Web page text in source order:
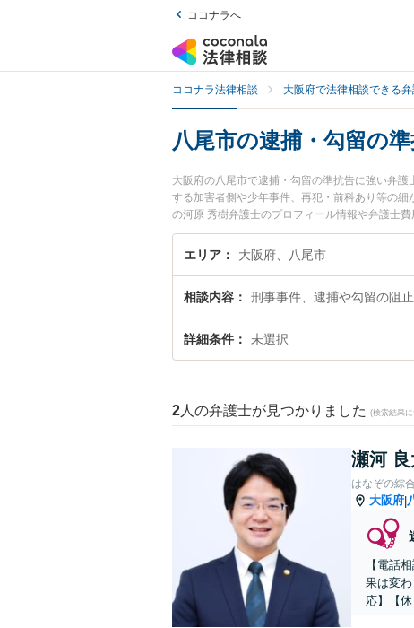
ココナラへ
ココナラ法律相談 大阪府で法律相談できる
八尾市の逮捕・勾留の
大阪府の八尾市で逮捕・勾留の準抗告に強い弁
する加害者側や少年事件、再犯・前科あり等の
の河原 秀樹弁護士のプロフィール情報や弁護士
たい』『逮捕・勾留の準抗告のトラブル解決の
い』などでお困りの相談者さんにおすすめです。
エリア 大阪府、八尾市
相談内容 刑事事件、逮捕や勾留の阻
詳細条件 未選択
2 人の弁護士が見つかりました (検索結果
瀬河 良
はなぞの綜
大阪府|
【電話
果は変
応】【休